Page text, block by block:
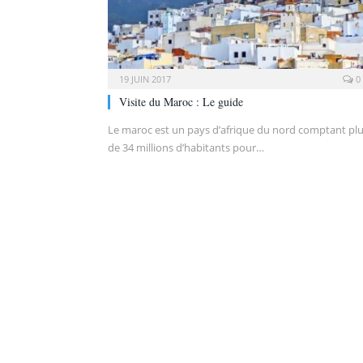
19 JUIN 2017 0
Visite du Maroc : Le guide
Le maroc est un pays d’afrique du nord comptant
de 34 millions d’habitants pour…